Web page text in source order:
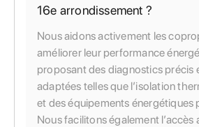
16e arrondissement ?
Nous aidons activement les
améliorer leur performance
proposant des diagnostics précis
adaptées telles que l’isolation
et des équipements énergétiques
Nous facilitons également l’accès